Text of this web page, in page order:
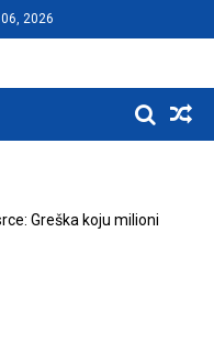
2026
Greška koju milioni